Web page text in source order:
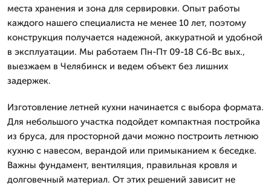
места хранения и зона для сервировки. Опыт работы
каждого нашего специалиста не менее 10 лет, поэтому
конструкция получается надежной, аккуратной и удобной
в эксплуатации. Мы работаем Пн-Пт 09-18 Сб-Вс вых.,
выезжаем в Челябинск и ведем объект без лишних
задержек.
Изготовление летней кухни начинается с выбора формата.
Для небольшого участка подойдет компактная постройка
из бруса, для просторной дачи можно построить летнюю
кухню с навесом, верандой или примыканием к беседке.
Важны фундамент, вентиляция, правильная кровля и
долговечный материал. От этих решений зависит не